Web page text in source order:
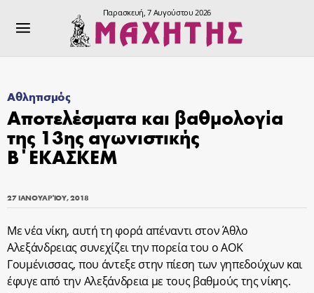
Παρασκευή, 7 Αυγούστου 2026
Αθλητισμός
Αποτελέσματα και βαθμολογία
της 13ης αγωνιστικής
Β΄ΕΚΑΣΚΕΜ
27 ΙΑΝΟΥΑΡΊΟΥ, 2018
Με νέα νίκη, αυτή τη φορά απέναντι στον Άθλο
Αλεξάνδρειας συνεχίζει την πορεία του ο ΑΟΚ
Γουμένισσας, που άντεξε στην πίεση των γηπεδούχων και
έφυγε από την Αλεξάνδρεια με τους βαθμούς της νίκης.